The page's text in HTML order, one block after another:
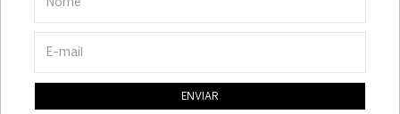
ENVIAR